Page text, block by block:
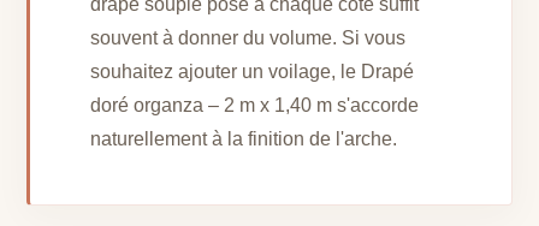
souvent à donner du volume. Si vous
souhaitez ajouter un voilage, le Drapé
doré organza – 2 m x 1,40 m s'accorde
naturellement à la finition de l'arche.